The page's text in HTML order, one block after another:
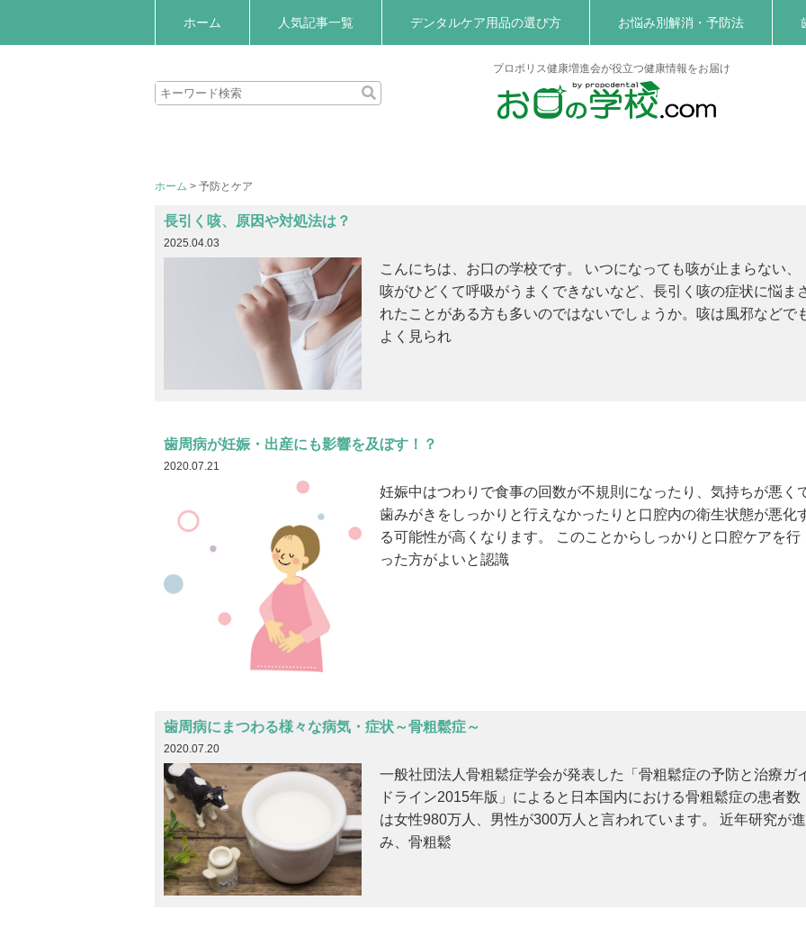
ホーム 人気記事一覧 デンタルケア用品の選び方 お悩み別解消・予防法
プロポリス健康増進会が役立つ健康情報をお届け
ホーム > 予防とケア
長引く咳、原因や対処法は？
2025.04.03
こんにちは、お口の学校です。 いつになっても咳が止まらない、
咳がひどくて呼吸がうまくできないなど、長引く咳の症状に悩ま
れたことがある方も多いのではないでしょうか。咳は風邪などで
よく見られ
歯周病が妊娠・出産にも影響を及ぼす！？
2020.07.21
妊娠中はつわりで食事の回数が不規則になったり、気持ちが悪く
歯みがきをしっかりと行えなかったりと口腔内の衛生状態が悪化
る可能性が高くなります。 このことからしっかりと口腔ケアを行
った方がよいと認識
歯周病にまつわる様々な病気・症状～骨粗鬆症～
2020.07.20
一般社団法人骨粗鬆症学会が発表した「骨粗鬆症の予防と治療ガ
ドライン2015年版」によると日本国内における骨粗鬆症の患者数
は女性980万人、男性が300万人と言われています。 近年研究が進
み、骨粗鬆